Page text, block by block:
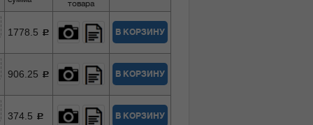
товара
1778.5 c В КОРЗИНУ
906.25 c В КОРЗИНУ
374.5 c В КОРЗИНУ